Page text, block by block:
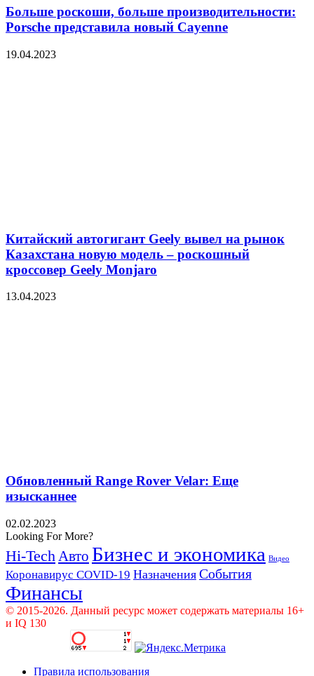
Больше роскоши, больше производительности:
Porsche представила новый Cayenne
19.04.2023
Китайский автогигант Geely вывел на рынок
Казахстана новую модель – роскошный
кроссовер Geely Monjaro
13.04.2023
Обновленный Range Rover Velar: Еще
изысканнее
02.02.2023
Looking For More?
Hi-Tech Авто Бизнес и экономика Видео
Коронавирус COVID-19 Назначения События
Финансы
© 2015-2026. Данный ресурс может содержать материалы 16+
и IQ 130
Правила использования